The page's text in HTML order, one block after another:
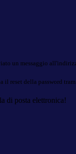
un messaggio
il reset della password
di posta elettronica!